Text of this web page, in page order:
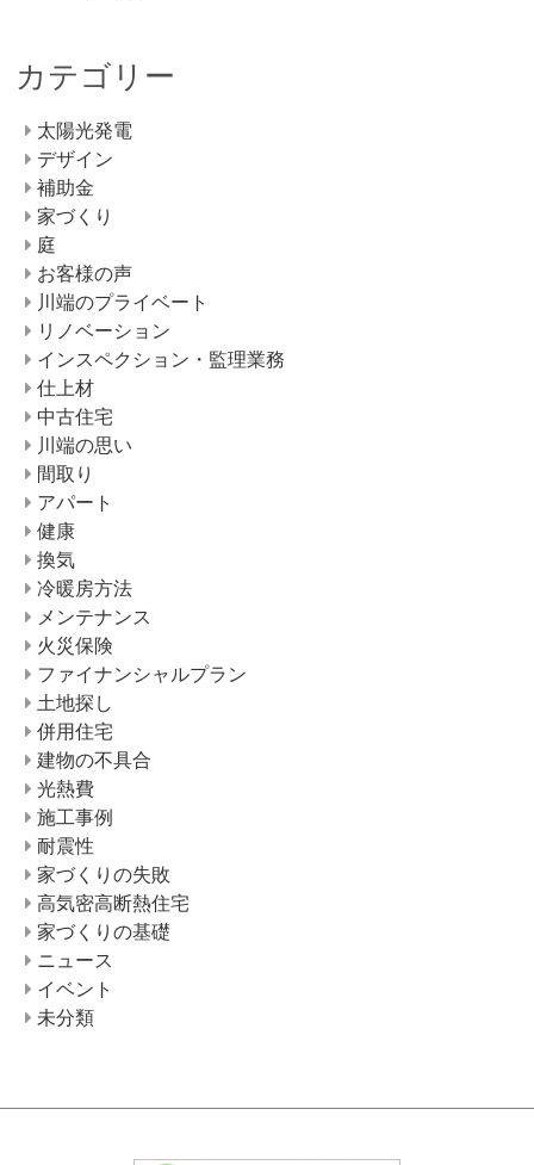
カテゴリー
太陽光発電
デザイン
補助金
家づくり
庭
お客様の声
川端のプライベート
リノベーション
インスペクション・監理業務
仕上材
中古住宅
川端の思い
間取り
アパート
健康
換気
冷暖房方法
メンテナンス
火災保険
ファイナンシャルプラン
土地探し
併用住宅
建物の不具合
光熱費
施工事例
耐震性
家づくりの失敗
高気密高断熱住宅
家づくりの基礎
ニュース
イベント
未分類